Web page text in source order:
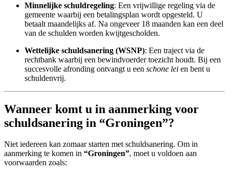
Minnelijke schuldregeling: Een vrijwillige regeling via de
gemeente waarbij een betalingsplan wordt opgesteld. U
betaalt maandelijks af. Na ongeveer 18 maanden kan een deel
van de schulden worden kwijtgescholden.
Wettelijke schuldsanering (WSNP): Een traject via de
rechtbank waarbij een bewindvoerder toezicht houdt. Bij een
succesvolle afronding ontvangt u een schone lei en bent u
schuldenvrij.
Wanneer komt u in aanmerking voor
schuldsanering in “Groningen”?
Niet iedereen kan zomaar starten met schuldsanering. Om in
aanmerking te komen in “Groningen”, moet u voldoen aan
voorwaarden zoals: